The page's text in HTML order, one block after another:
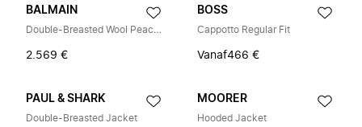
BALMAIN
Double-Breasted Wool Peacoat
2.569 €
BOSS
Cappotto Regular Fit
Vanaf466 €
PAUL & SHARK
Double-Breasted Jacket
MOORER
Hooded Jacket